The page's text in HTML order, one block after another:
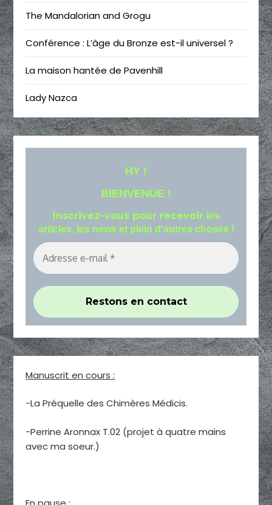
The Mandalorian and Grogu
Conférence : L’âge du Bronze est-il universel ?
La maison hantée de Pavenhill
Lady Nazca
HY !
BIENVENUE !
Inscrivez-vous pour recevoir les
articles, les news et plein d'autres choses !
Manuscrit en cours :
-La Préquelle des Chimères Médicis.
-Perrine Aronnax T.02 (projet à quatre mains
avec ma soeur.)